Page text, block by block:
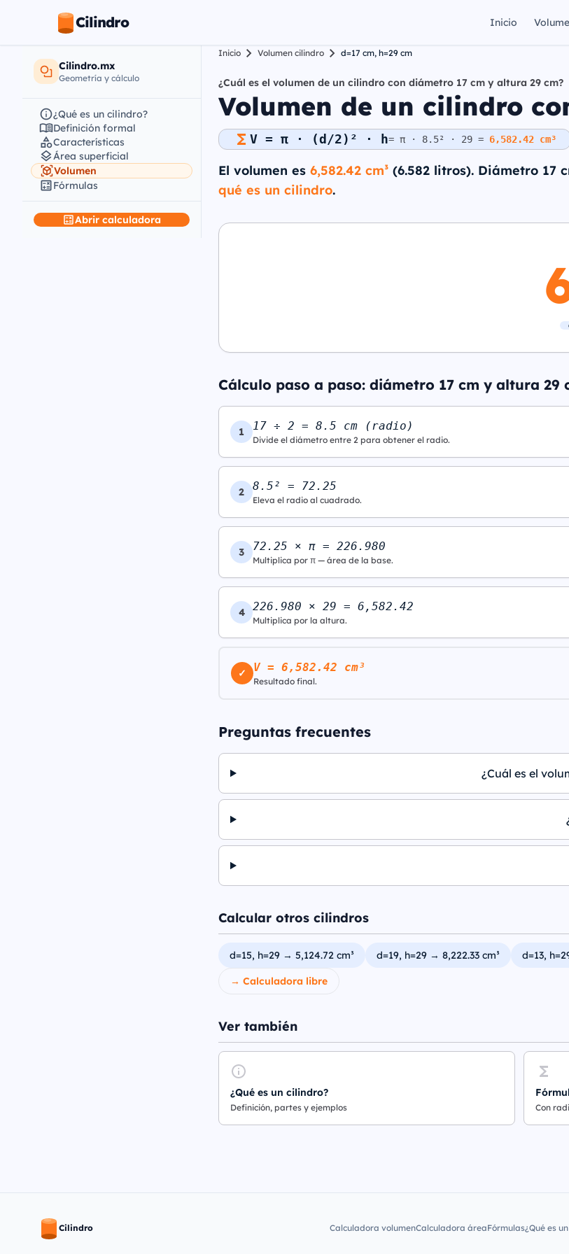
Cilindro Inicio
Cilindro.mx
Geometría y cálculo
¿Qué es un cilindro?
Definición formal
Características
Área superficial
Volumen
Fórmulas
Abrir calculadora
Inicio Volumen cilindro d=17 cm, h=29 cm
¿Cuál es el volumen de un cilindro con diámetro 17 cm y altura 29 cm?
Volumen de un cilindro
V = π · (d/2)² · h= π · 8.5² · 29 = 6,582.42 cm³
El volumen es 6,582.42 cm³ (6.582 litros). Diámetro 17
qué es un cilindro.
Cálculo paso a paso: diámetro 17 cm y altura 29
1 17 ÷ 2 = 8.5 cm (radio)
Divide el diámetro entre 2 para obtener el radio.
2 8.5² = 72.25
Eleva el radio al cuadrado.
3 72.25 × π = 226.980
Multiplica por π — área de la base.
4 226.980 × 29 = 6,582.42
Multiplica por la altura.
✓ V = 6,582.42 cm³
Resultado final.
Preguntas frecuentes
¿Cuál es el
Calcular otros cilindros
d=15, h=29 → 5,124.72 cm³ d=19, h=29 → 8,222.33 cm³ d=13,
→ Calculadora libre
Ver también
¿Qué es un cilindro?
Definición, partes y ejemplos Con
Cilindro Calculadora volumenCalculadora áreaFórmulas¿Qué es